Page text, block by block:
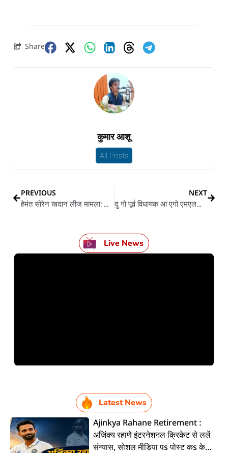
Share
कुमार आशू
All Posts
PREVIOUS
हेमंत सोरेन खदान लीज मामला: हाईकोर्ट रांची डीसी के इज्जत उतरलस, कहलस- जे खुदे अभियुक्‍त, ऊ कइसे दाखिल कइलस रिपोर्ट
NEXT
दु गो पूर्व व‍िधायक आ एगो एमएलसी समेत सात बदमाश माफिया घोषित, कुख्यात राजन तिवारी पs कसल शिकंजा
Live News
Latest News
Ajinkya Rahane Retirement :
अजिंक्य रहाणे इंटरनेशनल क्रिकेट से ललें
संन्यास, सोशल मीडिया पs पोस्ट कs के